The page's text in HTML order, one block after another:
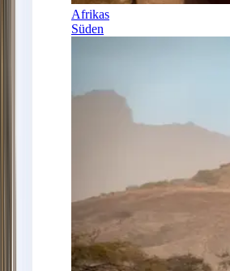
Afrikas
Süden